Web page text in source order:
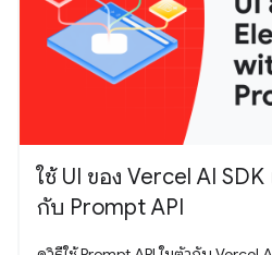
ใช้ UI ของ Vercel AI
กับ Prompt API